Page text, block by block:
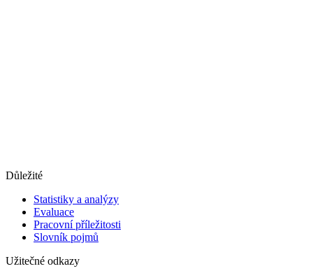
Důležité
Statistiky a analýzy
Evaluace
Pracovní příležitosti
Slovník pojmů
Užitečné odkazy